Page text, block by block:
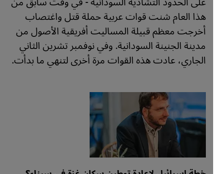
هذا العام شنت قوات عربية حملة قتل واغتصاب
أخرجت معظم قبيلة المساليت أفريقية الأصول من
مدينة الجنينة السودانية. وفي نوفمبر تشرين الثاني
الجاري، عادت هذه القوات مرة أخرى لتنهي ما بدأت.